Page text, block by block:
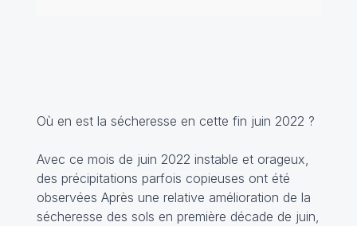
Où en est la sécheresse en cette fin juin 2022 ?
Avec ce mois de juin 2022 instable et orageux,
des précipitations parfois copieuses ont été
observées Après une relative amélioration de la
sécheresse des sols en première décade de juin,